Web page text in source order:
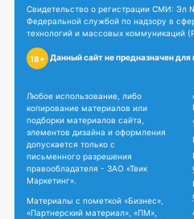
Свидетельство о регистрации СМИ:
Федеральной службой по надзору в
технологий и массовых коммуникаций
18+ Данный сайт не предназначен
Любое использование, либо
копирование материалов или
подборки материалов сайта,
элементов дизайна и оформления
допускается только с
письменного разрешения
правообладателя - ЗАО «Твик
Маркетинг».
Материалы с пометкой «Бизнес»,
«Партнерский материал», «ПМ»,